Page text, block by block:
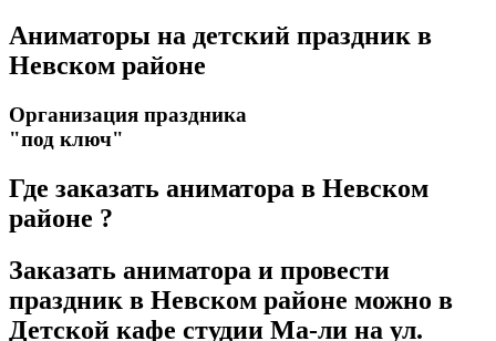
Аниматоры на детский праздник в
Невском районе
Организация праздника
"под ключ"
Где заказать аниматора в Невском
районе ?
Заказать аниматора и провести
праздник в Невском районе можно в
Детской кафе студии Ма-ли на ул.